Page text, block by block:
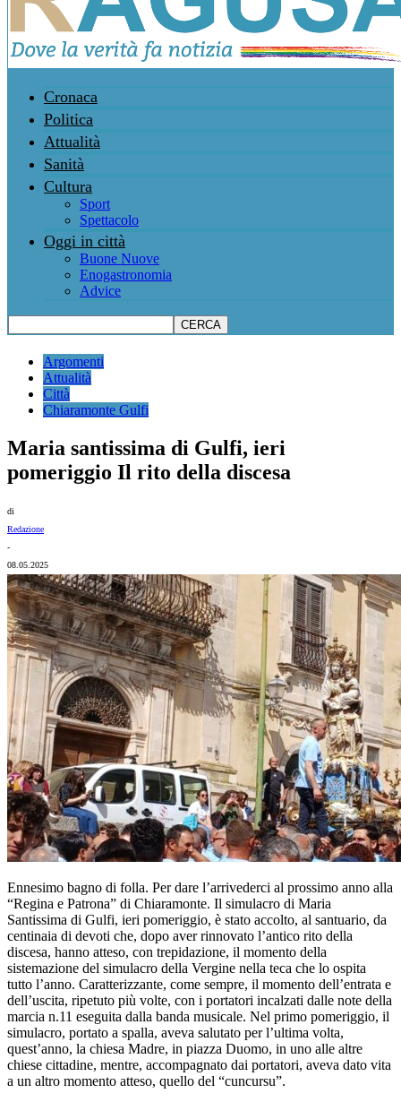
Cronaca
Politica
Attualità
Sanità
Cultura
Sport
Spettacolo
Oggi in città
Buone Nuove
Enogastronomia
Advice
Argomenti
Attualità
Città
Chiaramonte Gulfi
Maria santissima di Gulfi, ieri
pomeriggio Il rito della discesa
di
Redazione
-
08.05.2025
Ennesimo bagno di folla. Per dare l’arrivederci al prossimo anno alla
“Regina e Patrona” di Chiaramonte. Il simulacro di Maria
Santissima di Gulfi, ieri pomeriggio, è stato accolto, al santuario, da
centinaia di devoti che, dopo aver rinnovato l’antico rito della
discesa, hanno atteso, con trepidazione, il momento della
sistemazione del simulacro della Vergine nella teca che lo ospita
tutto l’anno. Caratterizzante, come sempre, il momento dell’entrata e
dell’uscita, ripetuto più volte, con i portatori incalzati dalle note della
marcia n.11 eseguita dalla banda musicale. Nel primo pomeriggio, il
simulacro, portato a spalla, aveva salutato per l’ultima volta,
quest’anno, la chiesa Madre, in piazza Duomo, in uno alle altre
chiese cittadine, mentre, accompagnato dai portatori, aveva dato vita
a un altro momento atteso, quello del “cuncursu”.